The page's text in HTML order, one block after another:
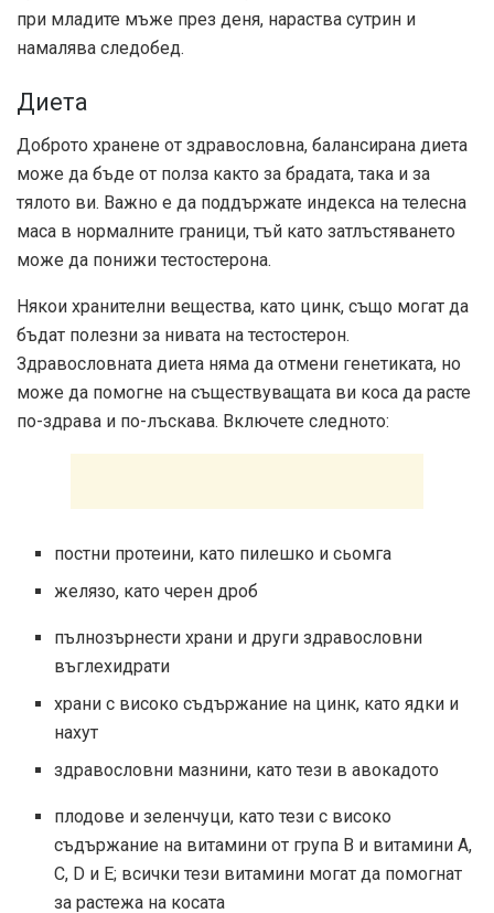
при младите мъже през деня, нараства сутрин и
намалява следобед.
Диета
Доброто хранене от здравословна, балансирана диета
може да бъде от полза както за брадата, така и за
тялото ви. Важно е да поддържате индекса на телесна
маса в нормалните граници, тъй като затлъстяването
може да понижи тестостерона.
Някои хранителни вещества, като цинк, също могат да
бъдат полезни за нивата на тестостерон.
Здравословната диета няма да отмени генетиката, но
може да помогне на съществуващата ви коса да расте
по-здрава и по-лъскава. Включете следното:
постни протеини, като пилешко и сьомга
желязо, като черен дроб
пълнозърнести храни и други здравословни
въглехидрати
храни с високо съдържание на цинк, като ядки и
нахут
здравословни мазнини, като тези в авокадото
плодове и зеленчуци, като тези с високо
съдържание на витамини от група В и витамини А,
С, D и Е; всички тези витамини могат да помогнат
за растежа на косата